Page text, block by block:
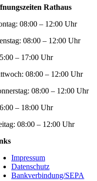
Rathaus
08:00 – 12:00 Uhr
08:00 – 12:00 Uhr
– 17:00 Uhr
08:00 – 12:00 Uhr
08:00 – 12:00 Uhr
– 18:00 Uhr
08:00 – 12:00 Uhr
Impressum
Datenschutz
Bankverbindung/SEPA